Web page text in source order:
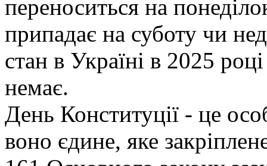
переноситься на
припадає на суботу чи
стан в Україні в 2025
немає.
День Конституції - це
воно єдине, яке